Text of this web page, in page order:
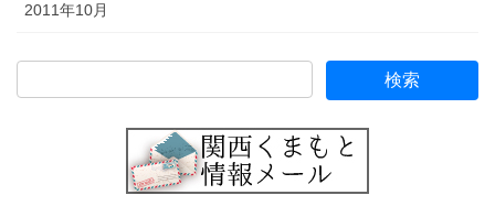
2011年10月